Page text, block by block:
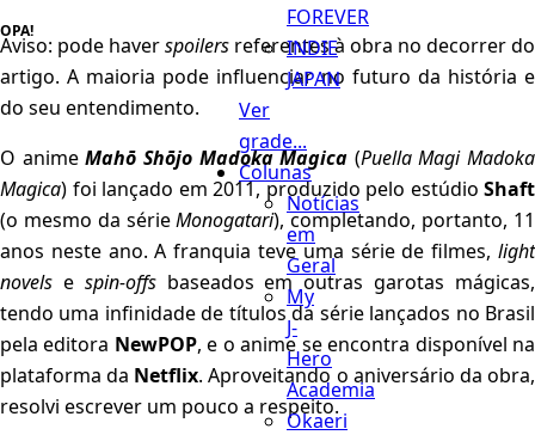
FOREVER
INDIE
JAPAN
Ver
grade...
Colunas
Notícias
em
Geral
My
J-
Hero
Academia
Okaeri
Aviso: pode haverspoilers referentes à obra no decorrer do
artigo. A maioria pode influenciar no futuro da história e
do seu entendimento.
O animeMahō Shōjo Madoka Magica (Puella Magi Madoka
Magica) foi lançado em 2011, produzido pelo estúdio Shaft
(o mesmo da sérieMonogatari), completando, portanto, 11
anos neste ano. A franquia teve uma série de filmes, light
novels e spin-offsbaseados em outras garotas mágicas,
tendo uma infinidade de títulos da série lançados no Brasil
pela editora NewPOP, e o anime se encontra disponível na
plataforma da Netflix. Aproveitando o aniversário da obra,
resolvi escrever um pouco a respeito.